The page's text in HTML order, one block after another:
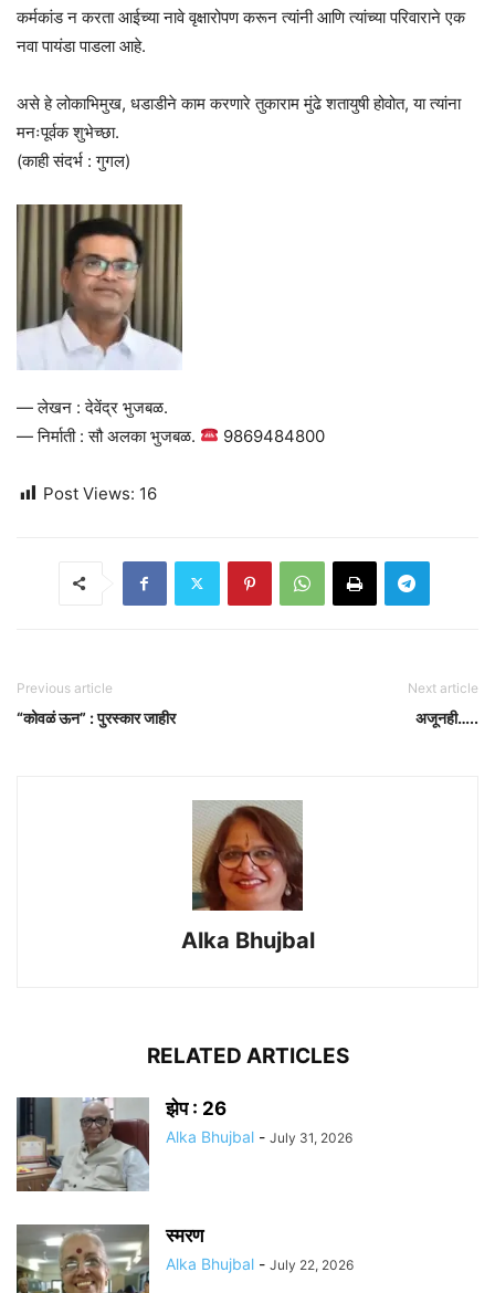
कर्मकांड न करता आईच्या नावे वृक्षारोपण करून त्यांनी आणि त्यांच्या परिवाराने एक
नवा पायंडा पाडला आहे.
असे हे लोकाभिमुख, धडाडीने काम करणारे तुकाराम मुंढे शतायुषी होवोत, या त्यांना
मनःपूर्वक शुभेच्छा.
(काही संदर्भ : गुगल)
— लेखन : देवेंद्र भुजबळ.
— निर्माती : सौ अलका भुजबळ.
9869484800
Post Views: 16
Previous article
“कोवळं ऊन” : पुरस्कार जाहीर
Next article
अजूनही…..
Alka Bhujbal
RELATED ARTICLES
झेप : 26
Alka Bhujbal - July 31, 2026
स्मरण
Alka Bhujbal - July 22, 2026